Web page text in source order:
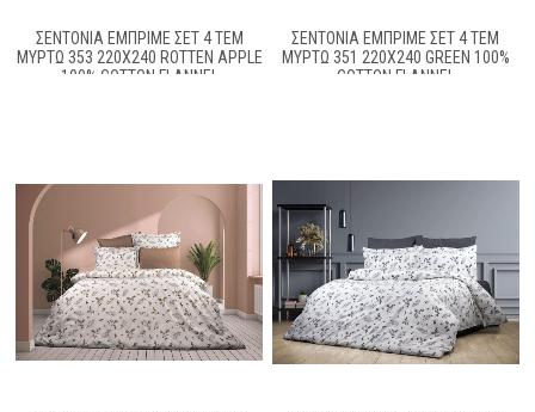
ΣΕΝΤΌΝΙΑ ΕΜΠΡΙΜΈ ΣΕΤ 4 ΤΕΜ
ΜΥΡΤΏ 353 220X240 ROTTEN APPLE
100% COTTON FLANNEL
ΣΕΝΤΌΝΙΑ ΕΜΠΡΙΜΈ ΣΕΤ 4 ΤΕΜ
ΜΥΡΤΏ 351 220X240 GREEN 100%
COTTON FLANNEL